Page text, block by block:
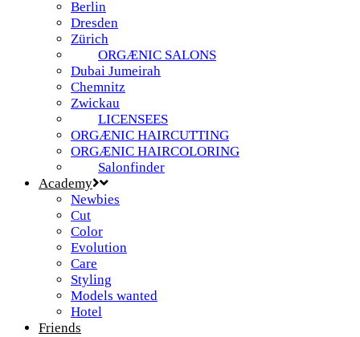
Berlin
Dresden
Zürich
ORGÆNIC SALONS
Dubai Jumeirah
Chemnitz
Zwickau
LICENSEES
ORGÆNIC HAIRCUTTING
ORGÆNIC HAIRCOLORING
Salonfinder
Academy
Newbies
Cut
Color
Evolution
Care
Styling
Models wanted
Hotel
Friends